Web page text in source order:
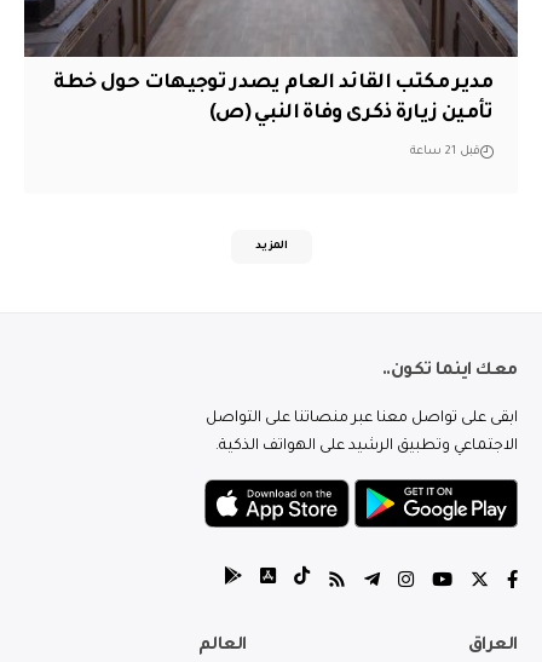
مدير مكتب القائد العام يصدر توجيهات حول خطة
تأمين زيارة ذكرى وفاة النبي (ص)
قبل 21 ساعة
المزيد
معك اينما تكون..
ابقى على تواصل معنا عبر منصاتنا على التواصل
الاجتماعي وتطبيق الرشيد على الهواتف الذكية.
العراق العالم